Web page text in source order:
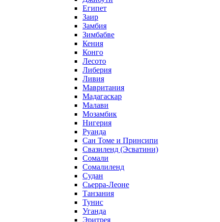
Египет
Заир
Замбия
Зимбабве
Кения
Конго
Лесото
Либерия
Ливия
Мавритания
Мадагаскар
Малави
Мозамбик
Нигерия
Руанда
Сан Томе и Принсипи
Свазиленд (Эсватини)
Сомали
Сомалиленд
Судан
Сьерра-Леоне
Танзания
Тунис
Уганда
Эритрея